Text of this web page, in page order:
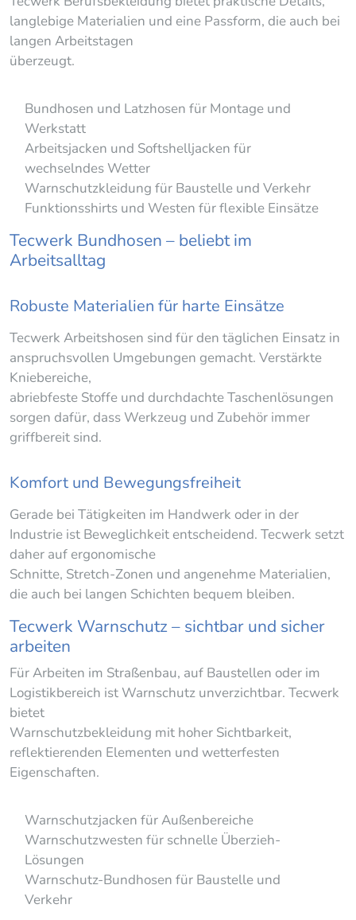
langlebige Materialien und eine Passform, die auch bei
langen Arbeitstagen
überzeugt.
Bundhosen und Latzhosen für Montage und
Werkstatt
Arbeitsjacken und Softshelljacken für
wechselndes Wetter
Warnschutzkleidung für Baustelle und Verkehr
Funktionsshirts und Westen für flexible Einsätze
Tecwerk Bundhosen – beliebt im
Arbeitsalltag
Robuste Materialien für harte Einsätze
Tecwerk Arbeitshosen sind für den täglichen Einsatz in
anspruchsvollen Umgebungen gemacht. Verstärkte
Kniebereiche,
abriebfeste Stoffe und durchdachte Taschenlösungen
sorgen dafür, dass Werkzeug und Zubehör immer
griffbereit sind.
Komfort und Bewegungsfreiheit
Gerade bei Tätigkeiten im Handwerk oder in der
Industrie ist Beweglichkeit entscheidend. Tecwerk setzt
daher auf ergonomische
Schnitte, Stretch-Zonen und angenehme Materialien,
die auch bei langen Schichten bequem bleiben.
Tecwerk Warnschutz – sichtbar und sicher
arbeiten
Für Arbeiten im Straßenbau, auf Baustellen oder im
Logistikbereich ist Warnschutz unverzichtbar. Tecwerk
bietet
Warnschutzbekleidung mit hoher Sichtbarkeit,
reflektierenden Elementen und wetterfesten
Eigenschaften.
Warnschutzjacken für Außenbereiche
Warnschutzwesten für schnelle Überzieh-
Lösungen
Warnschutz-Bundhosen für Baustelle und
Verkehr